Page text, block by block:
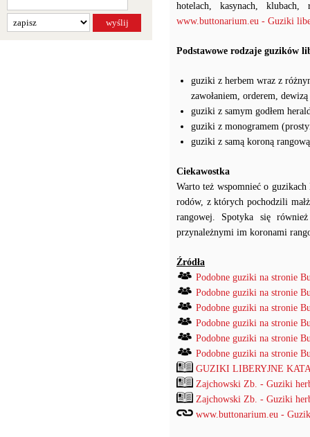
hotelach, kasynach,
www.buttonarium.eu - Guziki
Podstawowe rodzaje guzików
guziki z herbem wraz z
zawołaniem, orderem,
guziki z samym godłem
guziki z monogramem
guziki z samą koroną
Ciekawostka
Warto też wspomnieć o
rodów, z których pochodzili
rangowej. Spotyka się
przynależnymi im koronami
Źródła
Podobne guziki na stronie
Podobne guziki na stronie
Podobne guziki na stronie
Podobne guziki na stronie
Podobne guziki na stronie
Podobne guziki na stronie
GUZIKI LIBERYJNE
Zajchowski Zb. - Guziki
Zajchowski Zb. - Guziki
www.buttonarium.eu -